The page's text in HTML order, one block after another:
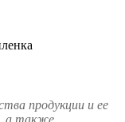
продукции и ее
а также